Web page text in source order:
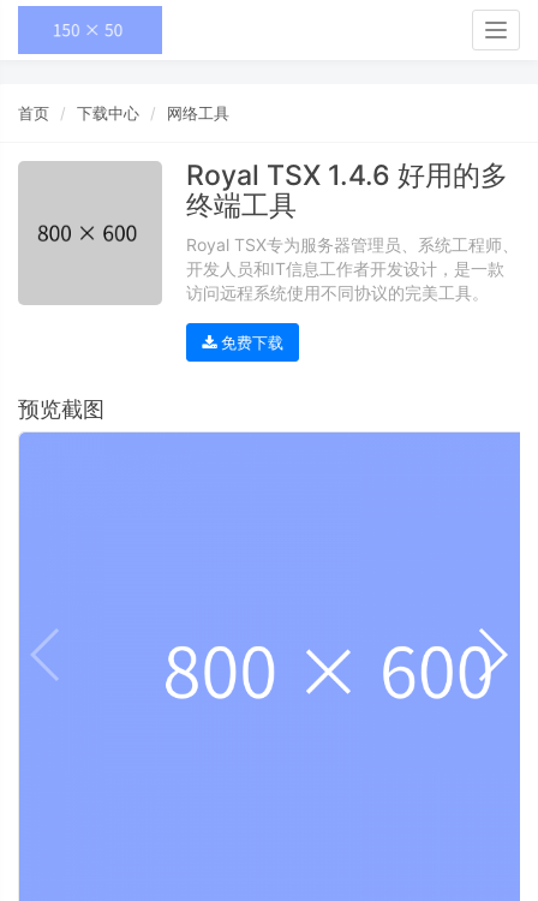
首页 下载中心 网络工具
Royal TSX 1.4.6 好用的多
终端工具
Royal TSX专为服务器管理员、系统工程师、
开发人员和IT信息工作者开发设计，是一款
访问远程系统使用不同协议的完美工具。
免费下载
预览截图